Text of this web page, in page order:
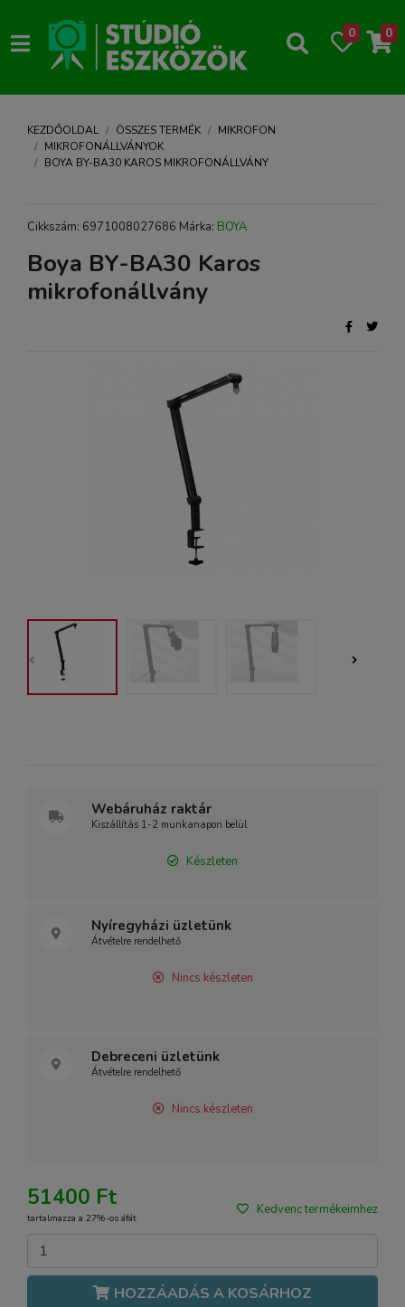
0 0
KEZDŐOLDAL ÖSSZES TERMÉK
MIKROFON
MIKROFONÁLLVÁNYOK
BOYA BY-BA30 KAROS MIKROFONÁLLVÁNY
Cikkszám: 6971008027686 Márka: BOYA
Boya BY-BA30 Karos
mikrofonállvány
Webáruház raktár
Kiszállítás 1-2 munkanapon belül
Készleten
Nyíregyházi üzletünk
Átvételre rendelhető
Nincs készleten
Debreceni üzletünk
Átvételre rendelhető
Nincs készleten
51400 Ft
tartalmazza a 27%-os áfát
Kedvenc termékeimhez
HOZZÁADÁS A KOSÁRHOZ